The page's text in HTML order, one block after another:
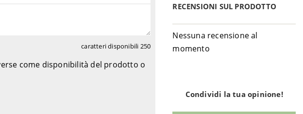
caratteri disponibili 250
come disponibilità del prodotto o
RECENSIONI SUL PRODOTTO
Nessuna recensione al
momento
Condividi la tua opinione!